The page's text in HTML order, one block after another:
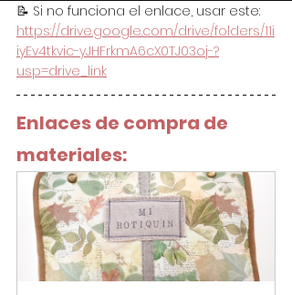
📝 Si no funciona el enlace, usar este:
https://drive.google.com/drive/folders/11i
iyEv4tkvic-yJHFrkmA6cX0TJ03oj-?
usp=drive_link
Enlaces de compra de
materiales: